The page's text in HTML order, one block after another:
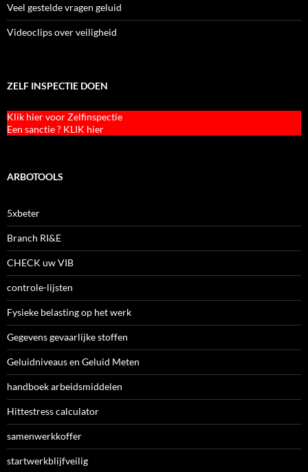
Veel gestelde vragen geluid
Videoclips over veiligheid
ZELF INSPECTIE DOEN
Klik hier voor Zelfinspectie
Een sanctie ? KLIK hier
ARBOTOOLS
5xbeter
Branch RI&E
CHECK uw VIB
controle-lijsten
Fysieke belasting op het werk
Gegevens gevaarlijke stoffen
Geluidniveaus en Geluid Meten
handboek arbeidsmiddelen
Hittestress calculator
samenwerkkoffer
startwerkblijfveilig